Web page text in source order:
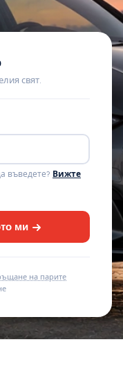
свят.
въведете? Вижте
ми
на парите